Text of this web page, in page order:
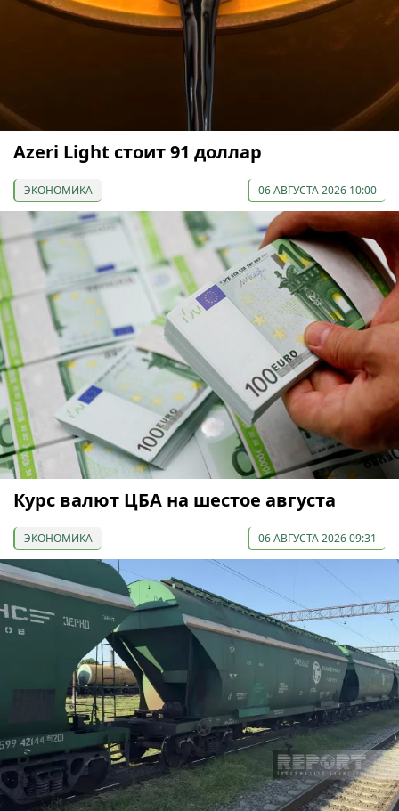
Azeri Light стоит 91 доллар
ЭКОНОМИКА 06 АВГУСТА 2026 10:00
Курс валют ЦБА на шестое августа
ЭКОНОМИКА 06 АВГУСТА 2026 09:31